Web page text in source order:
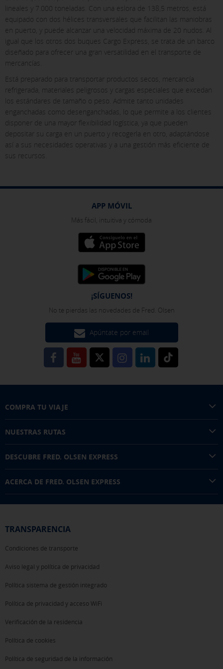
lineales y 7.000 toneladas. Con una eslora de 138,5 metros, está
equipado con dos hélices transversales que facilitan las maniobras
en puerto, y puede alcanzar una velocidad máxima de 20 nudos. Al
igual que los otros dos buques Cargo Express, se trata de un barco
diseñado para ofrecer una gran versatilidad en el transporte de
mercancías.
Está preparado para transportar productos secos, mercancía
refrigerada, materiales peligrosos y cargas especiales que excedan
los estándares de tamaño o peso. Admite tanto unidades
enganchadas como desenganchadas, lo que permite a los clientes
disponer de una mayor flexibilidad logística, ya que pueden
depositar su carga en un puerto y recogerla en otro, adaptándose
así a sus necesidades operativas y a una gestión más eficiente de
sus recursos.
APP MÓVIL
Más fácil, intuitiva y cómoda
¡SÍGUENOS!
No te pierdas las novedades de Fred. Olsen
Apúntate por email
COMPRA TU VIAJE
NUESTRAS RUTAS
DESCUBRE FRED. OLSEN EXPRESS
ACERCA DE FRED. OLSEN EXPRESS
TRANSPARENCIA
Condiciones de transporte
Aviso legal y política de privacidad
Política sistema de gestión integrado
Política de privacidad y acceso WiFi
Verificación de la residencia
Política de cookies
Política de seguridad de la información
GUARDAR CONFIGURACIÓN
Pulsa aquí para desactivar las cookies opcionales
política de cookies